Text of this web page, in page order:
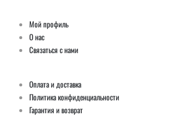
Мой профиль
О нас
Связаться с нами
Оплата и доставка
Политика конфиденциальности
Гарантия и возврат